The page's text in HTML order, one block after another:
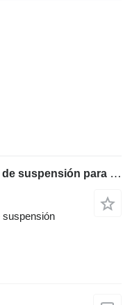
X2993570 otra pieza del sistema de suspensión para Caterpillar 777, 777D, 777E volquete rígido
suspensión